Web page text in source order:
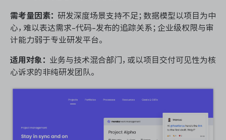
需考量因素：
研发深度场景支持不足；数据模型以项目为中
心，难以表达需求-代码-发布的追踪关系；企业级权限与审
计能力弱于专业研发平台。
适用对象：
业务与技术混合部门，或以项目交付可见性为核
心诉求的非纯研发团队。